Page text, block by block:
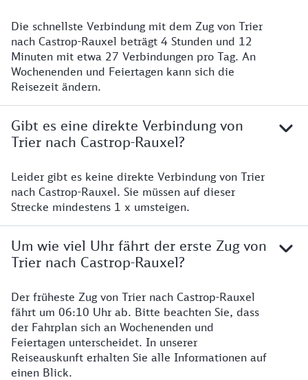
Die schnellste Verbindung mit dem Zug von Trier
nach Castrop-Rauxel beträgt 4 Stunden und 12
Minuten mit etwa 27 Verbindungen pro Tag. An
Wochenenden und Feiertagen kann sich die
Reisezeit ändern.
Gibt es eine direkte Verbindung von
Trier nach Castrop-Rauxel?
Leider gibt es keine direkte Verbindung von Trier
nach Castrop-Rauxel. Sie müssen auf dieser
Strecke mindestens 1 x umsteigen.
Um wie viel Uhr fährt der erste Zug von
Trier nach Castrop-Rauxel?
Der früheste Zug von Trier nach Castrop-Rauxel
fährt um 06:10 Uhr ab. Bitte beachten Sie, dass
der Fahrplan sich an Wochenenden und
Feiertagen unterscheidet. In unserer
Reiseauskunft erhalten Sie alle Informationen auf
einen Blick.